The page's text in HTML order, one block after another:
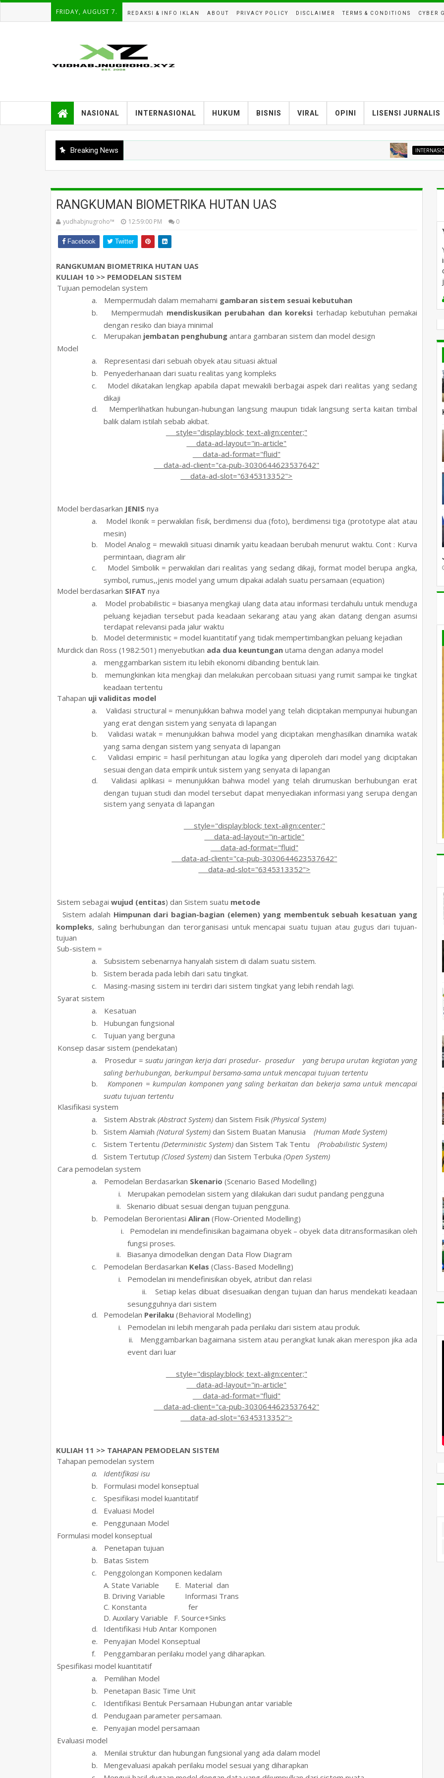
FRIDAY, AUGUST 7. REDAKSI & INFO IKLAN ABOUT PRIVACY POLICY DISCLAIMER TERMS & CONDITIONS CYBER
NASIONAL INTERNASIONAL HUKUM BISNIS VIRAL OPINI LISENSI JURNALIS
Breaking News INTERNASIONAL
RANGKUMAN BIOMETRIKA HUTAN UAS
yudhabjnugroho™️ 12:59:00 PM 0
Facebook Twitter
RANGKUMAN BIOMETRIKA HUTAN UAS
KULIAH 10 >> PEMODELAN SISTEM
Tujuan pemodelan system
a.
Mempermudah dalam memahami gambaran sistem sesuai kebutuhan
b.
Mempermudah mendiskusikan perubahan dan koreksi terhadap kebutuhan pemakai
dengan resiko dan biaya minimal
c.
Merupakan jembatan penghubung antara gambaran sistem dan model design
Model
a.
Representasi dari sebuah obyek atau situasi aktual
b.
Penyederhanaan dari suatu realitas yang kompleks
c.
Model dikatakan lengkap apabila dapat mewakili berbagai aspek dari realitas yang sedang
dikaji
d.
Memperlihatkan hubungan-hubungan langsung maupun tidak langsung serta kaitan timbal
balik dalam istilah sebab akibat.
style="display:block; text-align:center;"
data-ad-layout="in-article"
data-ad-format="fluid"
data-ad-client="ca-pub-3030644623537642"
data-ad-slot="6345313352">
Model berdasarkan JENIS nya
a.
Model Ikonik = perwakilan fisik, berdimensi dua (foto), berdimensi tiga (prototype alat atau
mesin)
b.
Model Analog = mewakili situasi dinamik yaitu keadaan berubah menurut waktu. Cont : Kurva
permintaan, diagram alir
c.
Model Simbolik = perwakilan dari realitas yang sedang dikaji, format model berupa angka,
symbol, rumus,,jenis model yang umum dipakai adalah suatu persamaan (equation)
Model berdasarkan SIFAT nya
a.
Model probabilistic = biasanya mengkaji ulang data atau informasi terdahulu untuk menduga
peluang kejadian tersebut pada keadaan sekarang atau yang akan datang dengan asumsi
terdapat relevansi pada jalur waktu
b.
Model deterministic = model kuantitatif yang tidak mempertimbangkan peluang kejadian
Murdick dan Ross (1982:501) menyebutkan ada dua keuntungan utama dengan adanya model
a.
menggambarkan sistem itu lebih ekonomi dibanding bentuk lain.
b.
memungkinkan kita mengkaji dan melakukan percobaan situasi yang rumit sampai ke tingkat
keadaan tertentu
Tahapan uji validitas model
a.
Validasi structural = menunjukkan bahwa model yang telah diciptakan mempunyai hubungan
yang erat dengan sistem yang senyata di lapangan
b.
Validasi watak = menunjukkan bahwa model yang diciptakan menghasilkan dinamika watak
yang sama dengan sistem yang senyata di lapangan
c.
Validasi empiric = hasil perhitungan atau logika yang diperoleh dari model yang diciptakan
sesuai dengan data empirik untuk sistem yang senyata di lapangan
d.
Validasi aplikasi = menunjukkan bahwa model yang telah dirumuskan berhubungan erat
dengan tujuan studi dan model tersebut dapat menyediakan informasi yang serupa dengan
sistem yang senyata di lapangan
style="display:block; text-align:center;"
data-ad-layout="in-article"
data-ad-format="fluid"
data-ad-client="ca-pub-3030644623537642"
data-ad-slot="6345313352">
Sistem sebagai wujud (entitas) dan Sistem suatu metode
Sistem adalah Himpunan dari bagian-bagian (elemen) yang membentuk sebuah kesatuan yang
kompleks, saling berhubungan dan terorganisasi untuk mencapai suatu tujuan atau gugus dari tujuan-
tujuan
Sub-sistem =
a.
Subsistem sebenarnya hanyalah sistem di dalam suatu sistem.
b.
Sistem berada pada lebih dari satu tingkat.
c.
Masing-masing sistem ini terdiri dari sistem tingkat yang lebih rendah lagi.
Syarat sistem
a.
Kesatuan
b.
Hubungan fungsional
c.
Tujuan yang berguna
Konsep dasar sistem (pendekatan)
a.
Prosedur =suatu jaringan kerja dari prosedur- prosedur yang berupa urutan kegiatan yang
saling berhubungan, berkumpul bersama-sama untuk mencapai tujuan tertentu
b.
Komponen = kumpulan komponen yang saling berkaitan dan bekerja sama untuk mencapai
suatu tujuan tertentu
Klasifikasi system
a.
Sistem Abstrak (Abstract System) dan Sistem Fisik (Physical System)
b.
Sistem Alamiah (Natural System) dan Sistem Buatan Manusia (Human Made System)
c.
Sistem Tertentu (Deterministic System) dan Sistem Tak Tentu (Probabilistic System)
d.
Sistem Tertutup (Closed System) dan Sistem Terbuka (Open System)
Cara pemodelan system
a.
Pemodelan Berdasarkan Skenario (Scenario Based Modelling)
i.
Merupakan pemodelan sistem yang dilakukan dari sudut pandang pengguna
ii.
Skenario dibuat sesuai dengan tujuan pengguna.
b.
Pemodelan Berorientasi Aliran (Flow-Oriented Modelling)
i.
Pemodelan ini mendefinisikan bagaimana obyek – obyek data ditransformasikan oleh
fungsi proses.
ii.
Biasanya dimodelkan dengan Data Flow Diagram
c.
Pemodelan Berdasarkan Kelas (Class-Based Modelling)
i.
Pemodelan ini mendefinisikan obyek, atribut dan relasi
ii.
Setiap kelas dibuat disesuaikan dengan tujuan dan harus mendekati keadaan
sesungguhnya dari sistem
d.
Pemodelan Perilaku (Behavioral Modelling)
i.
Pemodelan ini lebih mengarah pada perilaku dari sistem atau produk.
ii.
Menggambarkan bagaimana sistem atau perangkat lunak akan merespon jika ada
event dari luar
style="display:block; text-align:center;"
data-ad-layout="in-article"
data-ad-format="fluid"
data-ad-client="ca-pub-3030644623537642"
data-ad-slot="6345313352">
KULIAH 11 >> TAHAPAN PEMODELAN SISTEM
Tahapan pemodelan system
a.
Identifikasi isu
b.
Formulasi model konseptual
c.
Spesifikasi model kuantitatif
d.
Evaluasi Model
e.
Penggunaan Model
Formulasi model konseptual
a.
Penetapan tujuan
b.
Batas Sistem
c.
Penggolongan Komponen kedalam
A. State Variable E. Material dan
B. Driving Variable Informasi Trans
C. Konstanta fer
D. Auxilary Variable F. Source+Sinks
d.
Identifikasi Hub Antar Komponen
e.
Penyajian Model Konseptual
f.
Penggambaran perilaku model yang diharapkan.
Spesifikasi model kuantitatif
a.
Pemilihan Model
b.
Penetapan Basic Time Unit
c.
Identifikasi Bentuk Persamaan Hubungan antar variable
d.
Pendugaan parameter persamaan.
e.
Penyajian model persamaan
Evaluasi model
a.
Menilai struktur dan hubungan fungsional yang ada dalam model
b.
Mengevaluasi apakah perilaku model sesuai yang diharapkan